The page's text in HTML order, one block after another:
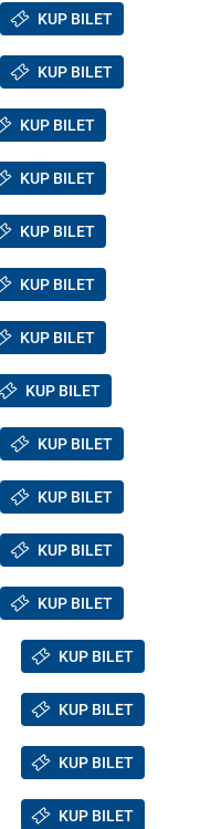
KUP BILET
KUP BILET
KUP BILET
KUP BILET
KUP BILET
KUP BILET
KUP BILET
KUP BILET
KUP BILET
KUP BILET
KUP BILET
KUP BILET
KUP BILET
KUP BILET
KUP BILET
KUP BILET